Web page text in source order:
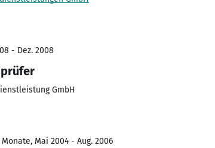
- Dez. 2008
GmbH
Mai 2004 - Aug. 2006